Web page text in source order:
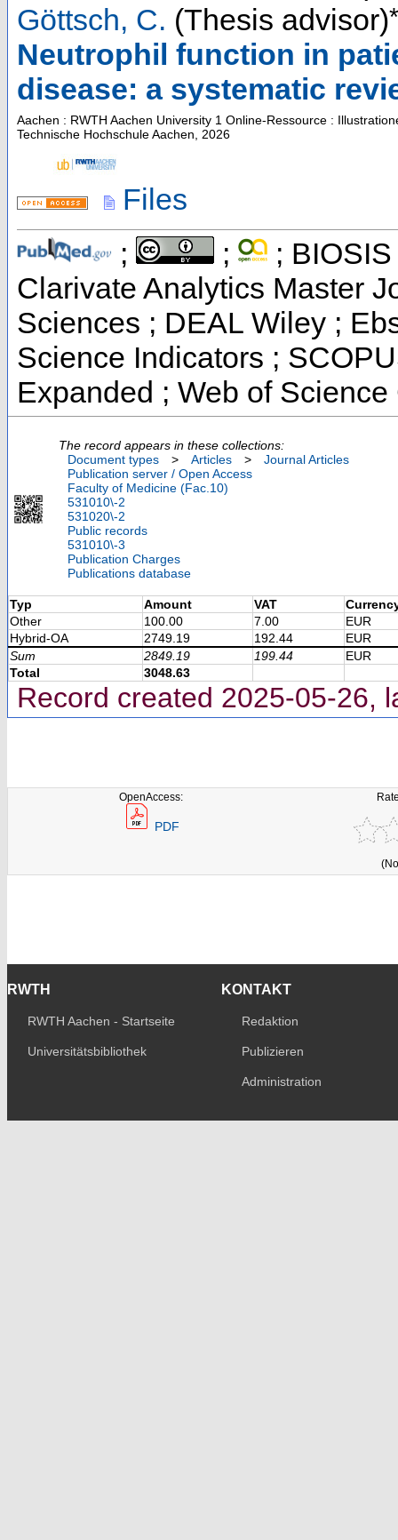
Göttsch, C. (Thesis advisor)*
Neutrophil function in
disease: a systematic
Aachen : RWTH Aachen University 1 Online-Ressource :
Technische Hochschule Aachen, 2026
Files
;
;
; BIOSIS
Clarivate Analytics Master
Sciences ; DEAL Wiley ;
Science Indicators ;
Expanded ; Web of
The record appears in these collections:
Document types
> Articles >
Journal Articles
Publication server / Open Access
Faculty of Medicine (Fac.10)
531010\-2
531020\-2
Public records
531010\-3
Publication Charges
Publications database
Typ Amount VAT
Other
100.00 7.00
EUR
Hybrid-OA
2749.19 192.44
EUR
Sum
2849.19 199.44
EUR
Total
3048.63
Record created 2025-05-26,
OpenAccess:
PDF
RWTH
RWTH Aachen - Startseite
Universitätsbibliothek
KONTAKT
Redaktion
Publizieren
Administration